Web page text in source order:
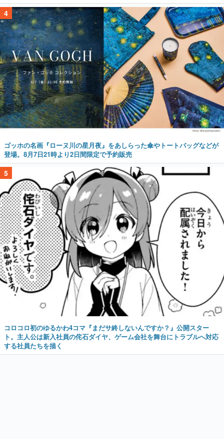
4
ゴッホの名画『ローヌ川の星月夜』をあしらった傘やトートバッグなどが
登場。8月7日21時より2日間限定で予約販売
5
コロコロ初のゆるかわ4コマ『まだサ終しないんですか？』公開スター
ト。主人公は新入社員の侘石ダイヤ、ゲーム会社を舞台にトラブルへ対応
する社員たちを描く